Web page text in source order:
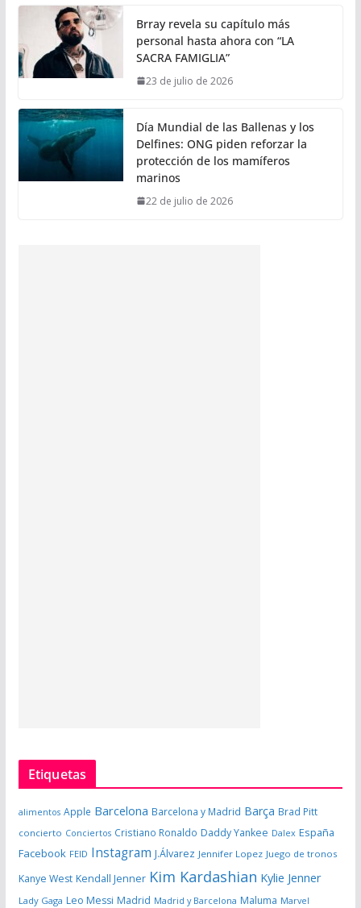
Brray revela su capítulo más
personal hasta ahora con “LA
SACRA FAMIGLIA”
23 de julio de 2026
Día Mundial de las Ballenas y los
Delfines: ONG piden reforzar la
protección de los mamíferos
marinos
22 de julio de 2026
Etiquetas
alimentos Apple Barcelona Barcelona y Madrid Barça Brad Pitt
concierto Conciertos Cristiano Ronaldo Daddy Yankee Dalex España
Facebook FEID Instagram J.Álvarez Jennifer Lopez Juego de tronos
Kanye West Kendall Jenner Kim Kardashian Kylie Jenner
Lady Gaga Leo Messi Madrid Madrid y Barcelona Maluma Marvel